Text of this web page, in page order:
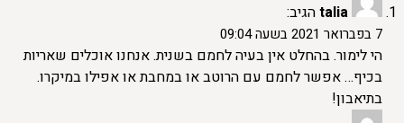
taliaהגיב:
7 בפברואר 2021 בשעה 09:04
הי לימור. בהחלט אין בעיה לחמם בשנית. אנחנו אוכלים שאריות
בכיף… אפשר לחמם עם הרוטב או במחבת או אפילו במיקרו.
בתיאבון!